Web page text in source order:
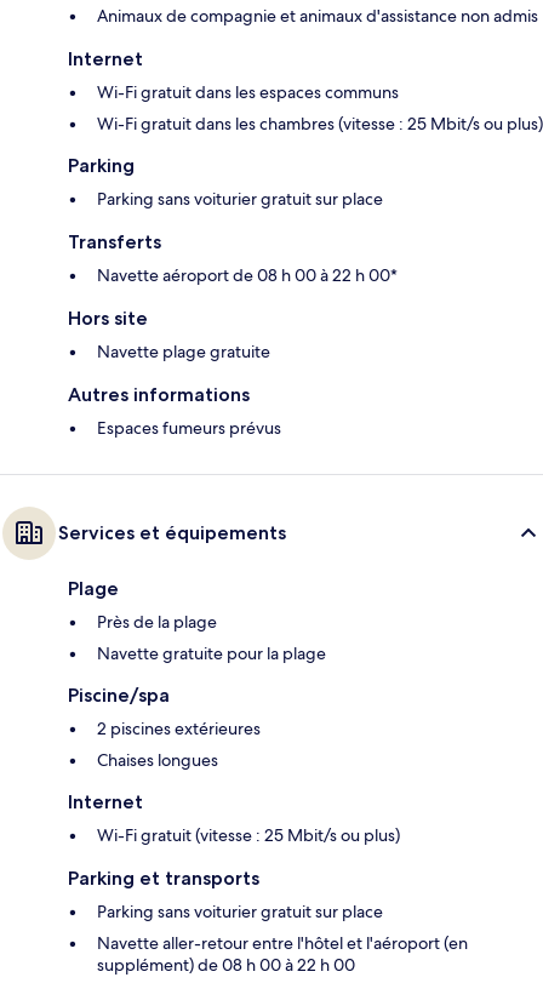
Animaux de compagnie et animaux d'assistance non admis
Internet
Wi-Fi gratuit dans les espaces communs
Wi-Fi gratuit dans les chambres (vitesse : 25 Mbit/s ou plus)
Parking
Parking sans voiturier gratuit sur place
Transferts
Navette aéroport de 08 h 00 à 22 h 00*
Hors site
Navette plage gratuite
Autres informations
Espaces fumeurs prévus
Services et équipements
Plage
Près de la plage
Navette gratuite pour la plage
Piscine/spa
2 piscines extérieures
Chaises longues
Internet
Wi-Fi gratuit (vitesse : 25 Mbit/s ou plus)
Parking et transports
Parking sans voiturier gratuit sur place
Navette aller-retour entre l'hôtel et l'aéroport (en
supplément) de 08 h 00 à 22 h 00